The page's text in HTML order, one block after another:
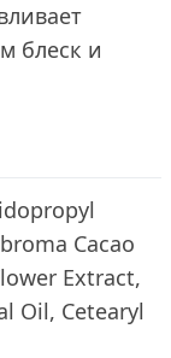
блеск и
Cacao
Extract,
Oil, Cetearyl